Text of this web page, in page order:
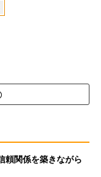
頼関係を築きながら